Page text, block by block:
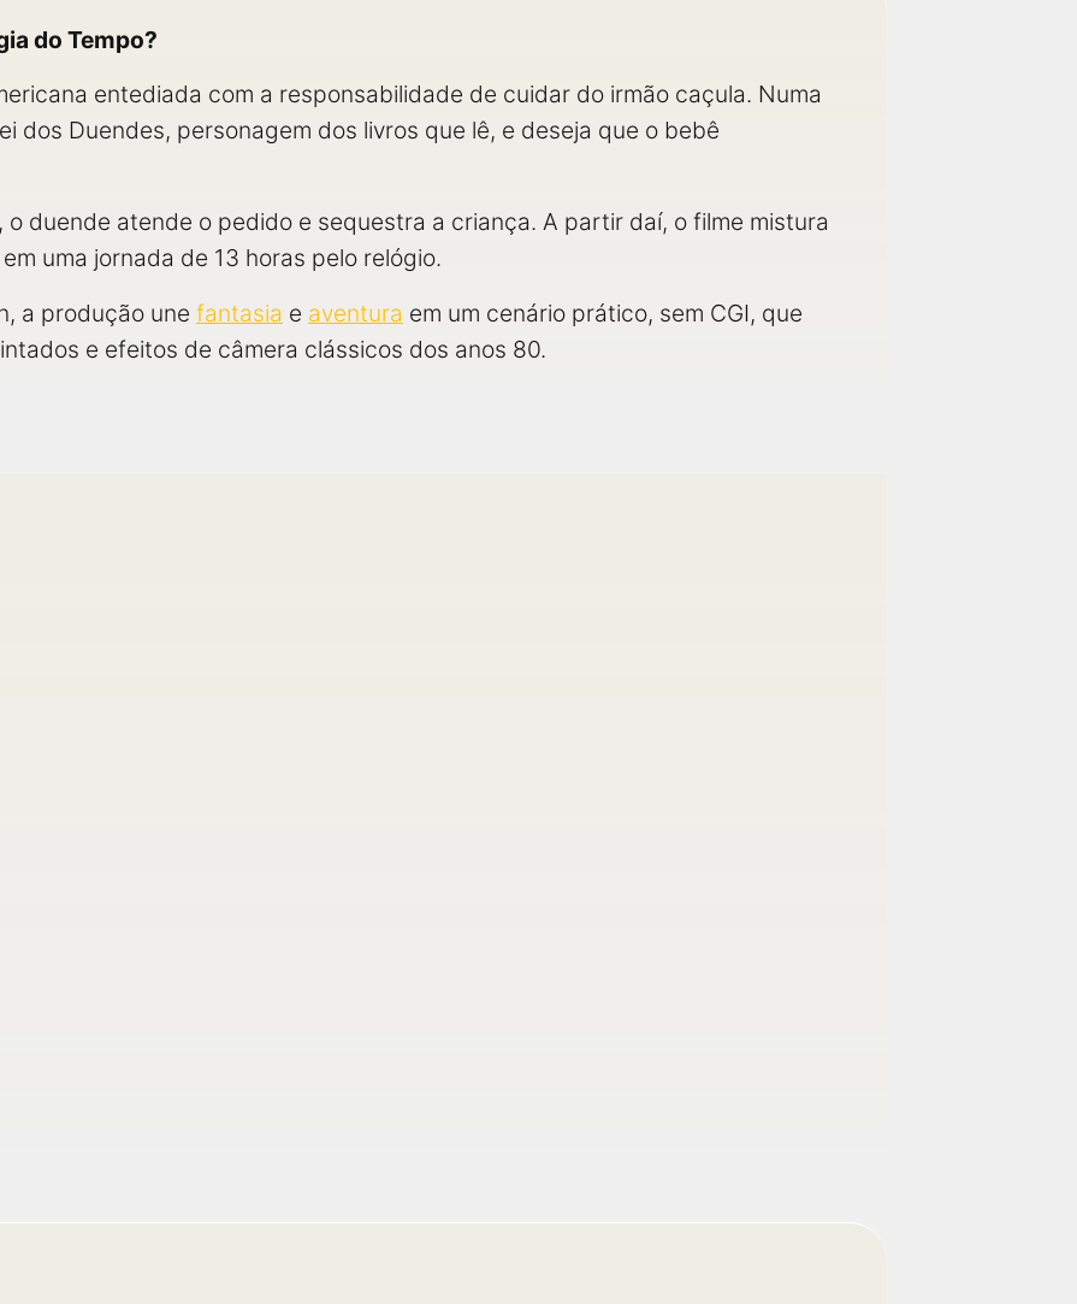
do Tempo?
entediada com a responsabilidade de cuidar do irmão caçula. Numa
dos Duendes, personagem dos livros que lê, e deseja que o bebê
duende atende o pedido e sequestra a criança. A partir daí, o filme mistura
uma jornada de 13 horas pelo relógio.
a produção une fantasia e aventura em um cenário prático, sem CGI, que
e efeitos de câmera clássicos dos anos 80.